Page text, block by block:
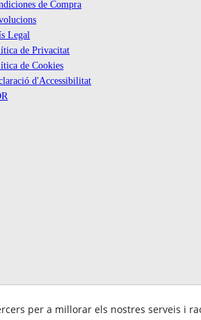
de Compra
Legal
de Privacitat
de Cookies
d'Accessibilitat
per a millorar els nostres serveis i